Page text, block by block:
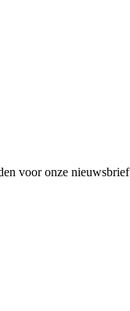
voor onze nieuwsbrief